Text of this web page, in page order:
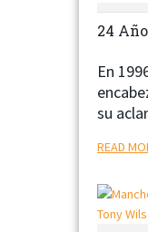
24
En
su
READ